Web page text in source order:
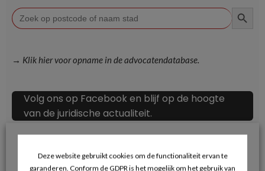
Zoek
naar:
→ Klik hier voor opname in de advocatendatabase.
Volg ons op Facebook en blijf op de hoogte
van de juridische actualiteit.
Deze website gebruikt cookies om de functionaliteit ervan te
garanderen. Conform de GDPR is het mogelijk om het gebruik van